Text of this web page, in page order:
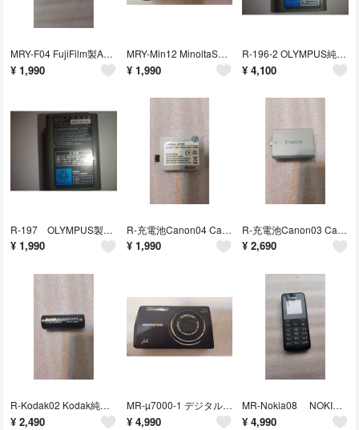
MRY-F04 FujiFilm製APSカメラ nexia 270ixZ MRC
¥ 1,990
MRY-Min12 MinoltaSweet S α 一眼レフ フィルムカメラ
¥ 1,990
R-196-2 OLYMPUS純正充電バッテリー BLN-1(未使用に近い)
¥ 4,100
R-197 OLYMPUS製純正充電バッテリー BLN-1
¥ 1,990
R-充電池Canon04 Canon互換充電バッテリー LP-E5
¥ 1,990
R-充電池Canon03 Canon純正充電バッテリー LP-E5
¥ 2,690
R-Kodak02 Kodak純正充電バッテリー KLIC-3000
¥ 2,490
MR-µ7000-1 デジタルカメラ μ-7000（ブラック）
¥ 4,990
MR-Nokia08 NOKIA製携帯電話 1050
¥ 4,990